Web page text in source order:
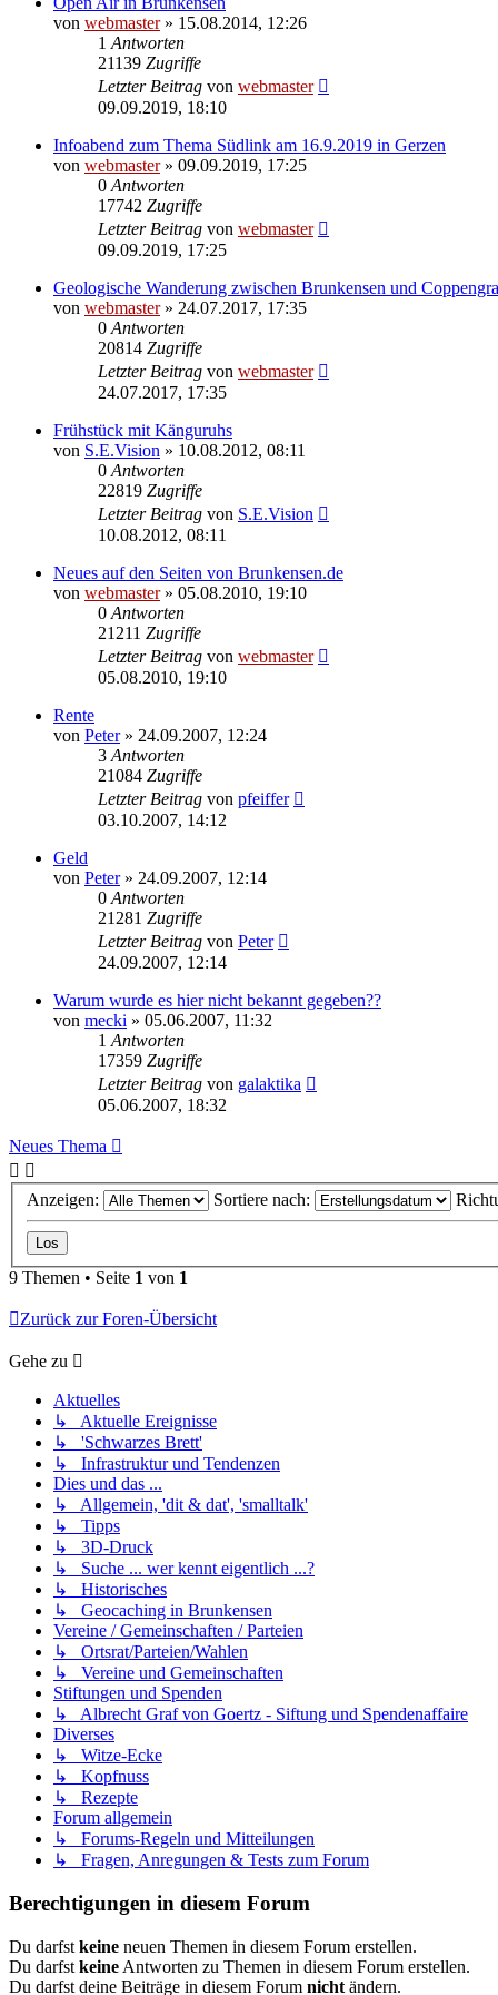
von webmaster» 15.08.2014, 12:26
1 Antworten
21139 Zugriffe
Letzter Beitrag von webmaster
09.09.2019, 18:10
Infoabend zum Thema Südlink am 16.9.2019 in Gerzen
von webmaster» 09.09.2019, 17:25
0 Antworten
17742 Zugriffe
Letzter Beitrag von webmaster
09.09.2019, 17:25
Geologische Wanderung zwischen Brunkensen und
von webmaster» 24.07.2017, 17:35
0 Antworten
20814 Zugriffe
Letzter Beitrag von webmaster
24.07.2017, 17:35
Frühstück mit Känguruhs
von S.E.Vision » 10.08.2012, 08:11
0 Antworten
22819 Zugriffe
Letzter Beitrag von S.E.Vision
10.08.2012, 08:11
Neues auf den Seiten von Brunkensen.de
von webmaster» 05.08.2010, 19:10
0 Antworten
21211 Zugriffe
Letzter Beitrag von webmaster
05.08.2010, 19:10
Rente
von Peter» 24.09.2007, 12:24
3 Antworten
21084 Zugriffe
Letzter Beitrag von pfeiffer
03.10.2007, 14:12
Geld
von Peter» 24.09.2007, 12:14
0 Antworten
21281 Zugriffe
Letzter Beitrag von Peter
24.09.2007, 12:14
Warum wurde es hier nicht bekannt gegeben??
von mecki » 05.06.2007, 11:32
1 Antworten
17359 Zugriffe
Letzter Beitrag von galaktika
05.06.2007, 18:32
Neues Thema
Anzeigen: Sortiere nach:
9 Themen • Seite 1 von 1
Zurück zur Foren-Übersicht
Gehe zu
Aktuelles
↳ Aktuelle Ereignisse
↳ 'Schwarzes Brett'
↳ Infrastruktur und Tendenzen
Dies und das ...
↳ Allgemein, 'dit & dat', 'smalltalk'
↳ Tipps
↳ 3D-Druck
↳ Suche ... wer kennt eigentlich ...?
↳ Historisches
↳ Geocaching in Brunkensen
Vereine / Gemeinschaften / Parteien
↳ Ortsrat/Parteien/Wahlen
↳ Vereine und Gemeinschaften
Stiftungen und Spenden
↳ Albrecht Graf von Goertz - Siftung und Spendenaffaire
Diverses
↳ Witze-Ecke
↳ Kopfnuss
↳ Rezepte
Forum allgemein
↳ Forums-Regeln und Mitteilungen
↳ Fragen, Anregungen & Tests zum Forum
Berechtigungen in diesem Forum
Du darfst keine neuen Themen in diesem Forum erstellen.
Du darfst keine Antworten zu Themen in diesem Forum erstellen.
Du darfst deine Beiträge in diesem Forum nicht ändern.